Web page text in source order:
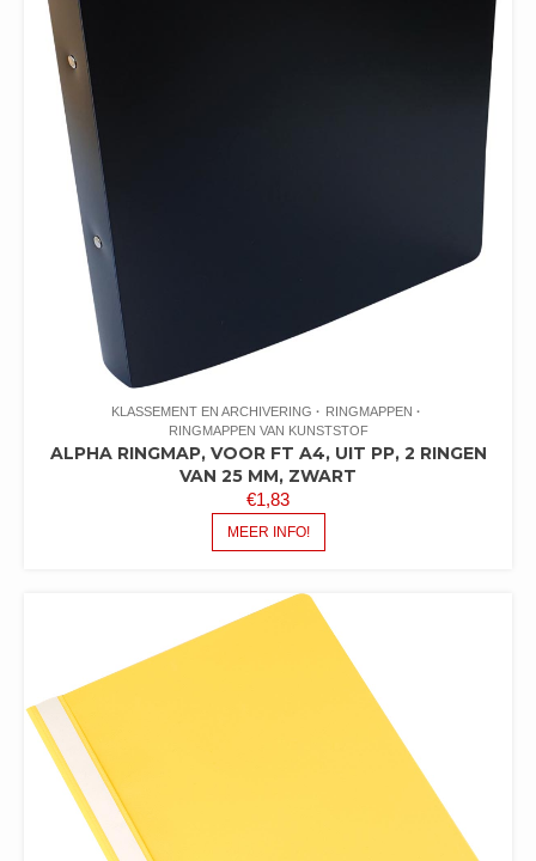
KLASSEMENT EN ARCHIVERING
RINGMAPPEN
RINGMAPPEN VAN KUNSTSTOF
ALPHA RINGMAP, VOOR FT A4, UIT PP, 2 RINGEN
VAN 25 MM, ZWART
€1,83
MEER INFO!